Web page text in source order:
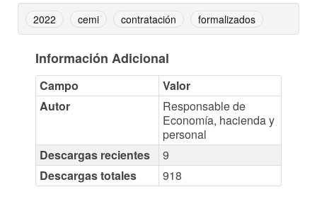
2022 cemi contratación formalizados
Información Adicional
Campo
Valor
Autor
Responsable de
Economía, hacienda y
personal
Descargas recientes
9
Descargas totales
918